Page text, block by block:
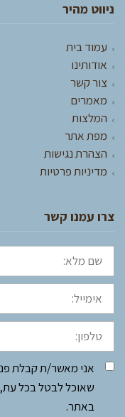
ניווט מהיר
עמוד בית
אודותינו
צור קשר
מאמרים
המלצות
מפת אתר
הצהרת נגישות
מדיניות פרטיות
צרו עמנו קשר
שם
מלא:
אימייל:
טלפון:
אני מאשר/ת קבלת
שאוכל לבטל בכל עת,
באתר.